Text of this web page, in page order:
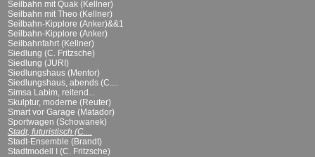
Seilbahn mit Quak (Kellner)
Seilbahn mit Theo (Kellner)
Seilbahn-Kipplore (Anker)&&1
Seilbahn-Kipplore (Anker)
Seilbahnfahrt (Kellner)
Siedlung (C. Fritzsche)
Siedlung (JURI)
Siedlungshaus (Mentor)
Siedlungshaus, abends (C....
Simsa Labim, reitend...
Skulptur, moderne (Reuter)
Smart vor Garage (Matador)
Sportwagen (Schowanek)
Stadt, futuristisch (C....
Stadt-Ensemble (Brandt)
Stadtmodell I (C. Fritzsche)